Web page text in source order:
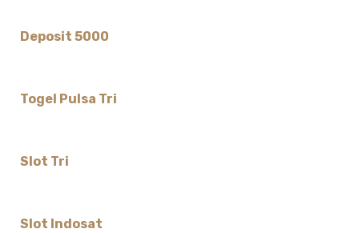
Deposit 5000
Togel Pulsa Tri
Slot Tri
Slot Indosat